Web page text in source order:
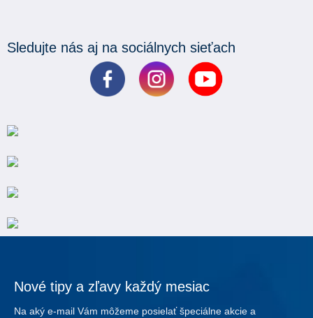
Sledujte nás aj na sociálnych sieťach
Nové tipy a zľavy každý mesiac
Na aký e-mail Vám môžeme posielať špeciálne akcie a